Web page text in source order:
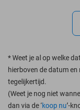
*Weet je al op welke
hierboven de datum en
tegelijkertijd.
(Weet je nog niet
dan via de ‘koop nu’-